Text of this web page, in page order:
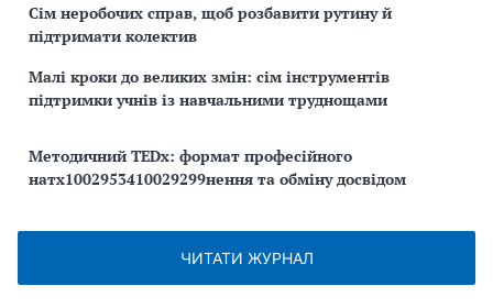
Сім неробочих справ, щоб розбавити рутину й
підтримати колектив
Малі кроки до великих змін: сім інструментів
підтримки учнів із навчальними труднощами
Методичний TEDx: формат професійного
натх1002953410029299нення та обміну досвідом
ЧИТАТИ ЖУРНАЛ